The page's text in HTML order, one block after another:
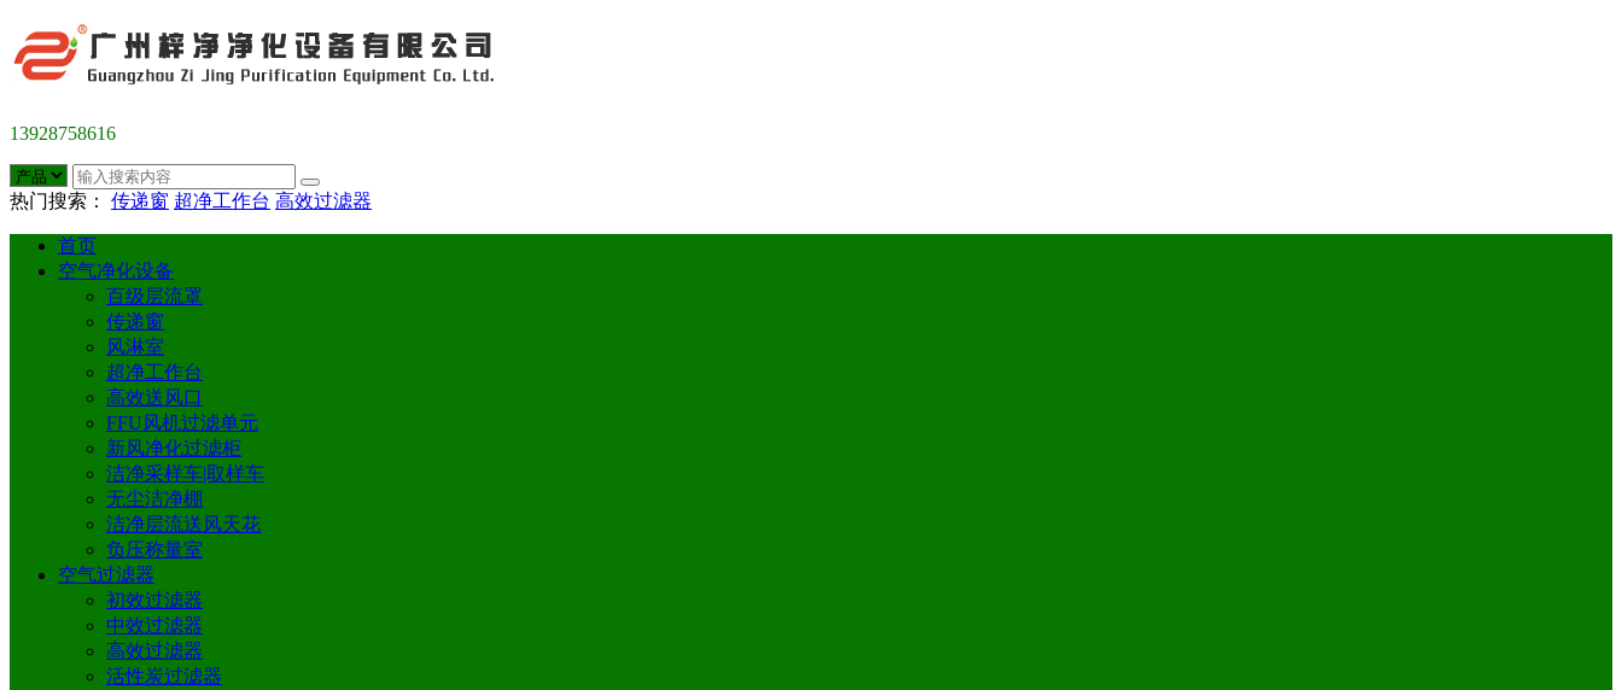
13928758616
热门搜索： 传递窗 超净工作台 高效过滤器
首页
空气净化设备
百级层流罩
传递窗
风淋室
超净工作台
高效送风口
FFU风机过滤单元
新风净化过滤柜
洁净采样车|取样车
无尘洁净棚
洁净层流送风天花
负压称量室
空气过滤器
初效过滤器
中效过滤器
高效过滤器
活性炭过滤器